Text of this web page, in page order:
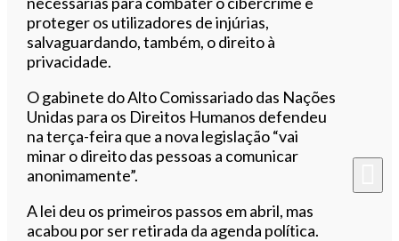
proteger os utilizadores de injúrias,
salvaguardando, também, o direito à
privacidade.
O gabinete do Alto Comissariado das Nações
Unidas para os Direitos Humanos defendeu
na terça-feira que a nova legislação “vai
minar o direito das pessoas a comunicar
anonimamente”.
A lei deu os primeiros passos em abril, mas
acabou por ser retirada da agenda política.